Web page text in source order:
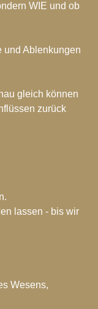
WIE und ob
und Ablenkungen
gleich können
zurück
lassen - bis wir
Wesens,